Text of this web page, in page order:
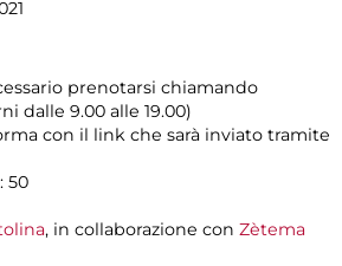
prenotarsi chiamando
dalle 9.00 alle 19.00)
con il link che sarà inviato tramite
50
, in collaborazione con Zètema